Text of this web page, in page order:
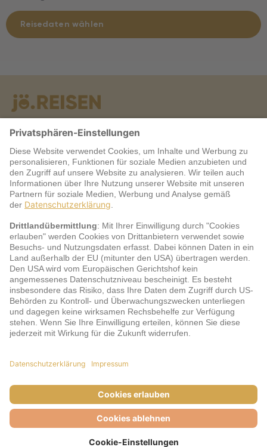
Reisedaten wählen
Warum jö?
Service
jö Bonus Club Partner
Zahlungsarten & Sicherheit
AGB
Datenschutz